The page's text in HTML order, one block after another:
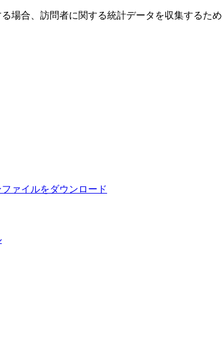
場合、訪問者に関する統計データを収集するた
ァイルをダウンロード